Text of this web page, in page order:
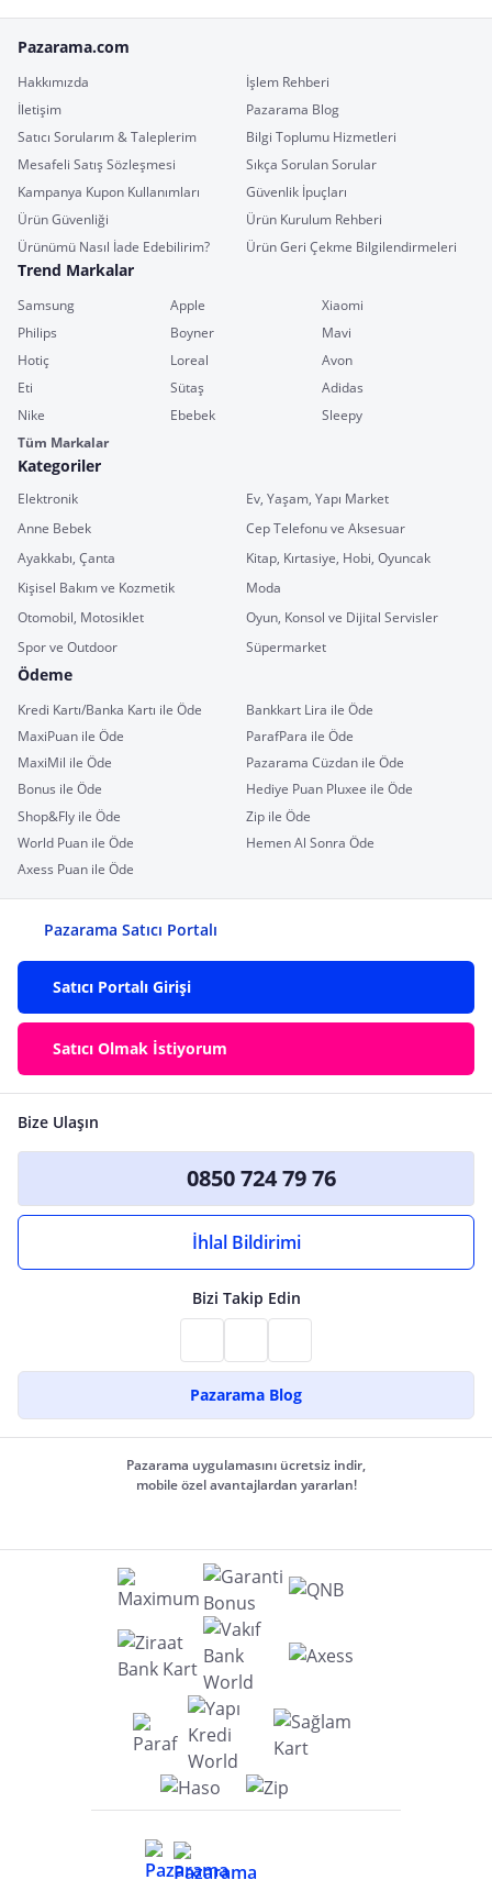
Pazarama.com
Hakkımızda
İşlem Rehberi
İletişim
Pazarama Blog
Satıcı Sorularım & Taleplerim
Bilgi Toplumu Hizmetleri
Mesafeli Satış Sözleşmesi
Sıkça Sorulan Sorular
Kampanya Kupon Kullanımları
Güvenlik İpuçları
Ürün Güvenliği
Ürün Kurulum Rehberi
Ürünümü Nasıl İade Edebilirim?
Ürün Geri Çekme Bilgilendirmeleri
Trend Markalar
Samsung Apple
Xiaomi
Philips
Boyner
Mavi
Hotiç
Loreal
Avon
Eti
Sütaş
Adidas
Nike
Ebebek
Sleepy
Tüm Markalar
Kategoriler
Elektronik
Ev, Yaşam, Yapı Market
Anne Bebek
Cep Telefonu ve Aksesuar
Ayakkabı, Çanta
Kitap, Kırtasiye, Hobi, Oyuncak
Kişisel Bakım ve Kozmetik
Moda
Otomobil, Motosiklet
Oyun, Konsol ve Dijital Servisler
Spor ve Outdoor
Süpermarket
Ödeme
Kredi Kartı/Banka Kartı ile Öde
Bankkart Lira ile Öde
MaxiPuan ile Öde
ParafPara ile Öde
MaxiMil ile Öde
Pazarama Cüzdan ile Öde
Bonus ile Öde
Hediye Puan Pluxee ile Öde
Shop&Fly ile Öde
Zip ile Öde
World Puan ile Öde
Hemen Al Sonra Öde
Axess Puan ile Öde
Pazarama Satıcı Portalı
Satıcı Portalı Girişi
Satıcı Olmak İstiyorum
Bize Ulaşın
0850 724 79 76
İhlal Bildirimi
Bizi Takip Edin
Pazarama Blog
Pazarama uygulamasını ücretsiz indir,
mobile özel avantajlardan yararlan!